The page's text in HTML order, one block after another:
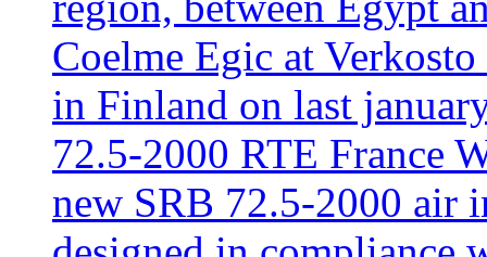
Coelme Egic at
in Finland on last
72.5-2000 RTE France
new SRB 72.5-2000 air